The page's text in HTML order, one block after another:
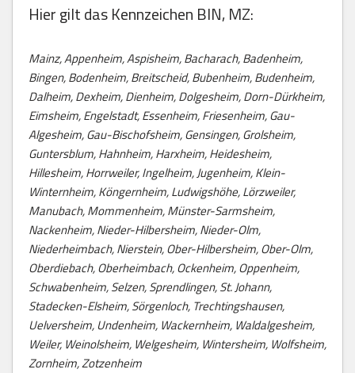
Hier gilt das Kennzeichen BIN, MZ:
Mainz, Appenheim, Aspisheim, Bacharach, Badenheim,
Bingen, Bodenheim, Breitscheid, Bubenheim, Budenheim,
Dalheim, Dexheim, Dienheim, Dolgesheim, Dorn-Dürkheim,
Eimsheim, Engelstadt, Essenheim, Friesenheim, Gau-
Algesheim, Gau-Bischofsheim, Gensingen, Grolsheim,
Guntersblum, Hahnheim, Harxheim, Heidesheim,
Hillesheim, Horrweiler, Ingelheim, Jugenheim, Klein-
Winternheim, Köngernheim, Ludwigshöhe, Lörzweiler,
Manubach, Mommenheim, Münster-Sarmsheim,
Nackenheim, Nieder-Hilbersheim, Nieder-Olm,
Niederheimbach, Nierstein, Ober-Hilbersheim, Ober-Olm,
Oberdiebach, Oberheimbach, Ockenheim, Oppenheim,
Schwabenheim, Selzen, Sprendlingen, St. Johann,
Stadecken-Elsheim, Sörgenloch, Trechtingshausen,
Uelversheim, Undenheim, Wackernheim, Waldalgesheim,
Weiler, Weinolsheim, Welgesheim, Wintersheim, Wolfsheim,
Zornheim, Zotzenheim